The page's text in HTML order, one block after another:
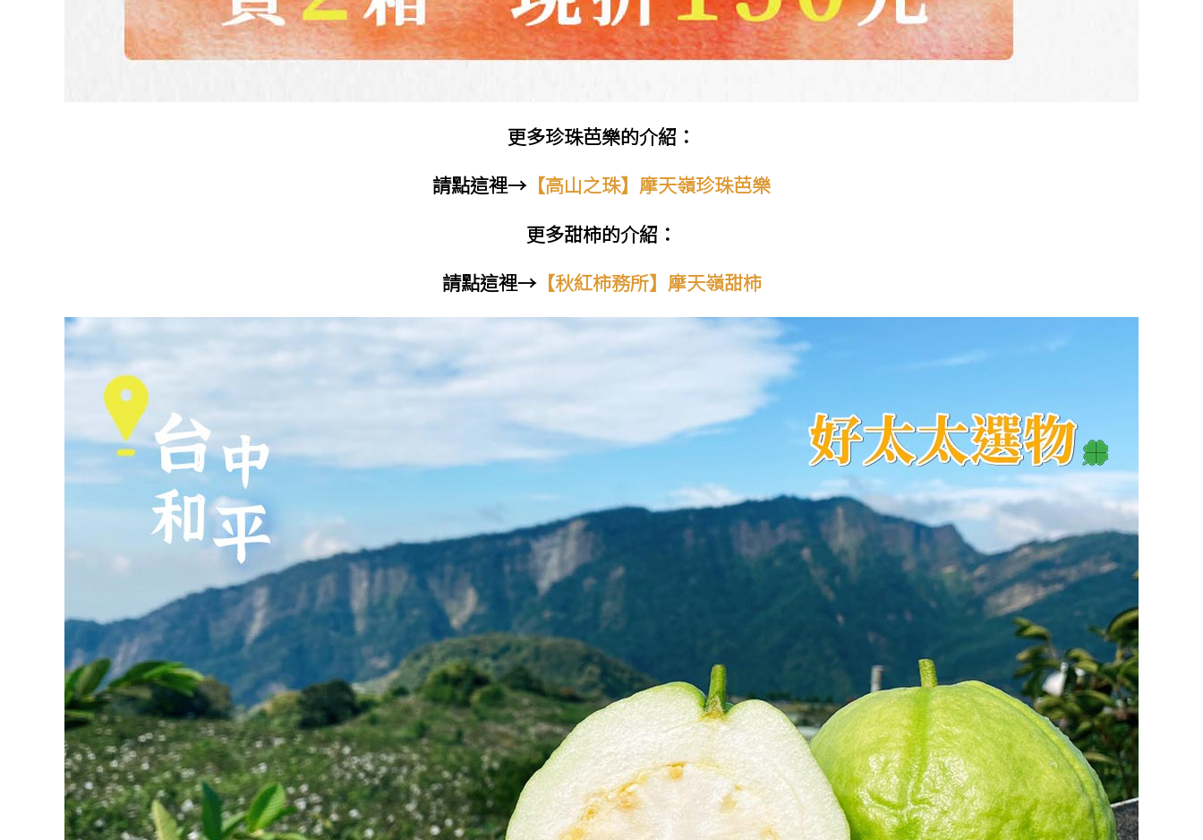
更多珍珠芭樂的介紹：
請點這裡→【高山之珠】摩天嶺珍珠芭樂
更多甜柿的介紹：
請點這裡→【秋紅柿務所】摩天嶺甜柿